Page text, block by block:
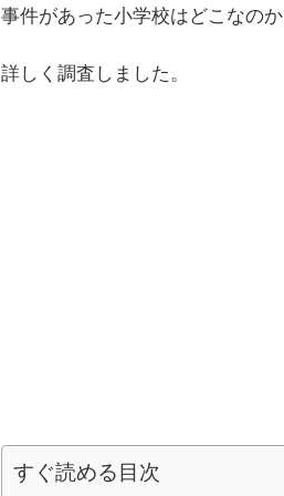
事件があった小学校はどこなの
詳しく調査しました。
すぐ読める目次